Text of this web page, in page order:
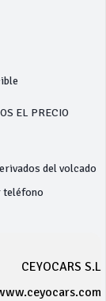
EL PRECIO
del volcado
teléfono
CEYOCARS S.L